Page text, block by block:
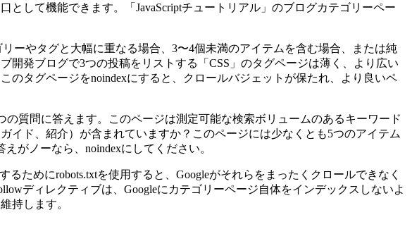
して機能できます。「JavaScriptチュートリアル」のブログカテゴリーペー
ーやタグと大幅に重なる場合、3〜4個未満のアイテムを含む場合、または純
発ブログで3つの投稿をリストする「CSS」のタグページは薄く、より広い
のタグページをnoindexにすると、クロールバジェットが保たれ、より良いペ
質問に答えます。このページは測定可能な検索ボリュームのあるキーワード
ド、紹介）が含まれていますか？このページには少なくとも5つのアイテム
がノーなら、noindexにしてください。
ためにrobots.txtを使用すると、Googleがそれらをまったくクロールできなく
ディレクティブは、Googleにカテゴリーページ自体をインデックスしないよ
持します。